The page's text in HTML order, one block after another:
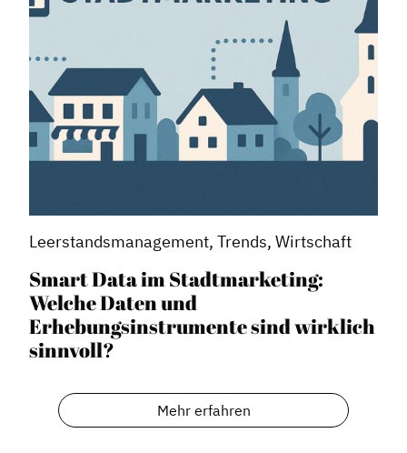
Leerstandsmanagement, Trends, Wirtschaft
Smart Data im Stadtmarketing:
Welche Daten und
Erhebungsinstrumente sind wirklich
sinnvoll?
Mehr erfahren